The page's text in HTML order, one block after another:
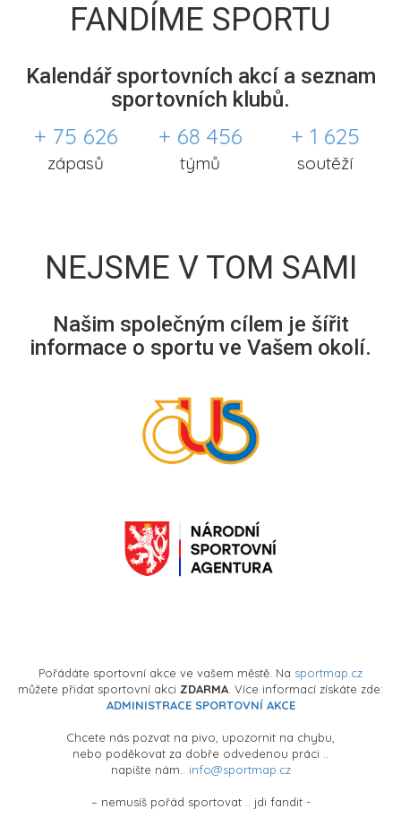
FANDÍME SPORTU
Kalendář sportovních akcí a seznam
sportovních klubů.
+ 75 626
zápasů
+ 68 456
týmů
+ 1 625
soutěží
NEJSME V TOM SAMI
Našim společným cílem je šířit
informace o sportu ve Vašem okolí.
Pořádáte sportovní akce ve vašem městě. Na sportmap.cz
můžete přidat sportovní akci ZDARMA . Více informací získáte zde:
ADMINISTRACE SPORTOVNÍ AKCE
Chcete nás pozvat na pivo, upozornit na chybu,
nebo poděkovat za dobře odvedenou práci ..
napište nám.. info@sportmap.cz
– nemusíš pořád sportovat .. jdi fandit -